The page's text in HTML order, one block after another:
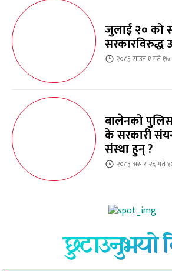
जुलाई २० को
सरकारविरुद्ध
२०८३ साउन १ गते
बालेनको पुलिस
के सरकारी
संस्था हुन् ?
२०८३ असार २६ गते
छुटाउनुभयो